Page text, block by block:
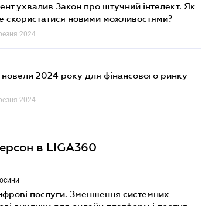
ухвалив Закон про штучний інтелект. Як
скористатися новими можливостями?
2024
новели 2024 року для фінансового ринку
2024
в LIGA360
послуги. Зменшення системних